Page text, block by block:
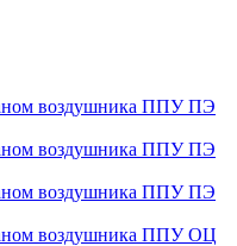
воздушника ППУ ПЭ
воздушника ППУ ПЭ
воздушника ППУ ПЭ
воздушника ППУ ОЦ